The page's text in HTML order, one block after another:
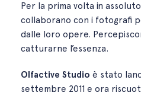
Per la prima volta in
collaborano con i fotografi
dalle loro opere.
catturarne l’essenza.
Olfactive Studio è stato
settembre 2011 e ora